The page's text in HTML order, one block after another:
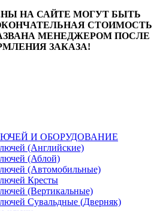
НА САЙТЕ МОГУТ БЫТЬ
СТОИМОСТЬ
МЕНЕДЖЕРОМ ПОСЛЕ
ЗАКАЗА!
И ОБОРУДОВАНИЕ
(Английские)
(Аблой)
(Автомобильные)
Кресты
(Вертикальные)
Сувальдные (Дверняк)